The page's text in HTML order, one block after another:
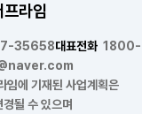
라임
35658대표전화
임에 기재된 사업계획은
될 수 있으며